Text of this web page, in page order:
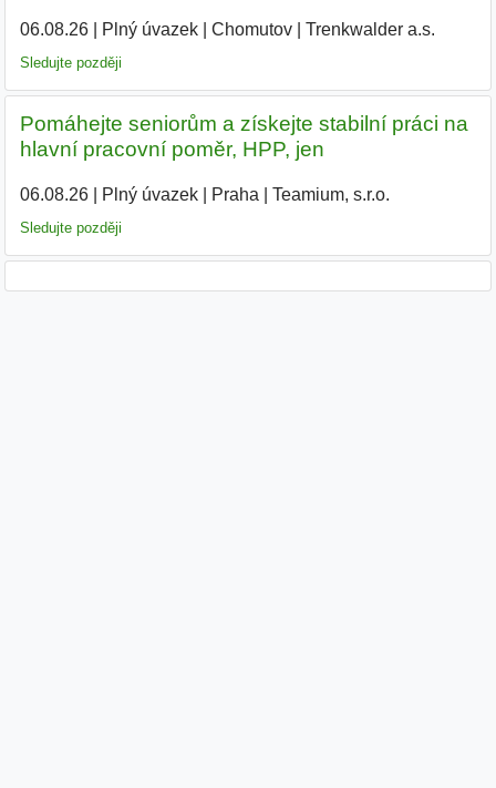
06.08.26| Plný úvazek| Chomutov| Trenkwalder a.s.
Sledujte později
Pomáhejte seniorům a získejte stabilní práci na
hlavní pracovní poměr, HPP, jen
06.08.26| Plný úvazek| Praha Teamium, s.r.o.
Sledujte později